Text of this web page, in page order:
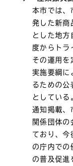
本市では、
発した新商
とした地
度からトラ
その運用を
実施要綱に
るための公
としている
通知掲載、
関係団体の
ており、今
の庁内での
の普及促進